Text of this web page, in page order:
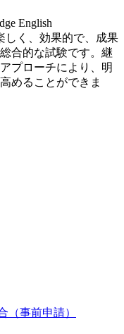
English
しく、効果的で、成果
合的な試験です。継
プローチにより、明
めることができま
（事前申請）